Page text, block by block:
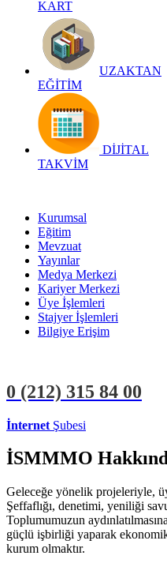
KART
UZAKTAN
EĞİTİM
DİJİTAL
TAKVİM
Kurumsal
Eğitim
Mevzuat
Yayınlar
Medya Merkezi
Kariyer Merkezi
Üye İşlemleri
Stajyer İşlemleri
Bilgiye Erişim
0 (212) 315 84 00
İnternet Şubesi
İSMMMO
Geleceğe yönelik projeleriyle,
Şeffaflığı, denetimi, yeniliği
Toplumumuzun
güçlü işbirliği yaparak
kurum olmaktır.